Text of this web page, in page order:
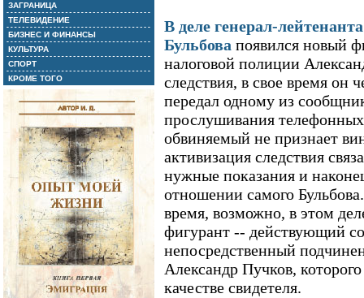
ЗАГРАНИЦА
ТЕЛЕВИДЕНИЕ
БИЗНЕС И ФИНАНСЫ
КУЛЬТУРА
СПОРТ
КРОМЕ ТОГО
В деле генерал-
Бульбова появился новый
налоговой полиции
следствия, в свое время он
передал одному из
прослушивания
обвиняемый не признает
активизация следствия
нужные показания и
отношении самого
время, возможно, в этом
фигурант -- действующий
непосредственный
Александр Пучков,
качестве свидетеля.